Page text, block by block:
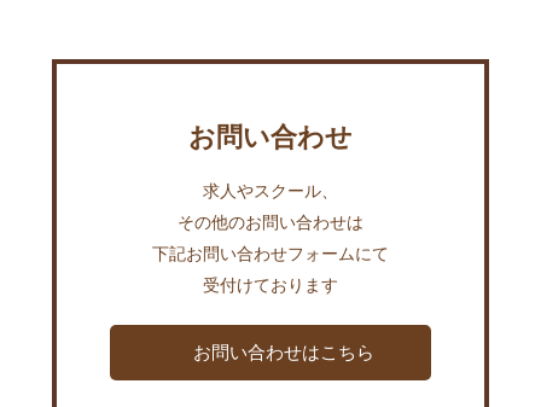
お問い合わせ
求人やスクール、
その他のお問い合わせは
下記お問い合わせフォームにて
受付けております
お問い合わせはこちら